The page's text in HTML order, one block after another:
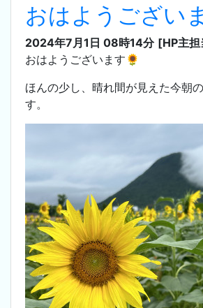
おはようござい
2024年7月1日 08時14分 [HP主担
おはようございます🌻
ほんの少し、晴れ間が見えた今朝
す。